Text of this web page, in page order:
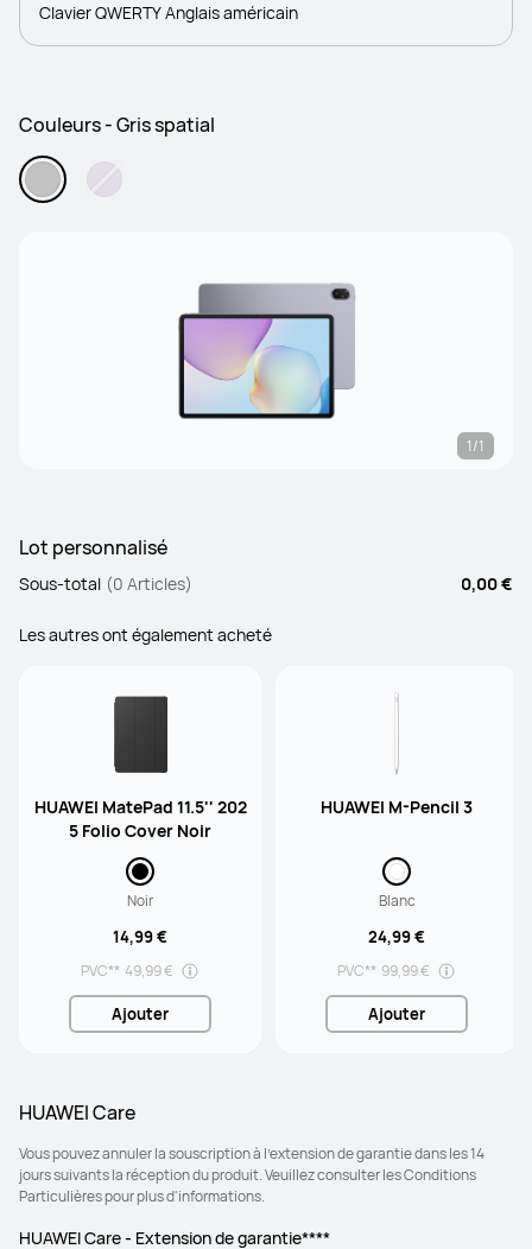
Clavier QWERTY Anglais américain
Couleurs - Gris spatial
1/1
Lot personnalisé
Sous-total (0 Articles) 0,00 €
Les autres ont également acheté
HUAWEI MatePad 11.5'' 202
5 Folio Cover Noir
Noir
14,99 €
PVC** 49,99 €
Ajouter
HUAWEI M-Pencil 3
Blanc
24,99 €
PVC** 99,99 €
Ajouter
HUAWEI Care
Vous pouvez annuler la souscription à l’extension de garantie dans les 14
jours suivants la réception du produit. Veuillez consulter les Conditions
Particulières pour plus d'informations.
HUAWEI Care - Extension de garantie****